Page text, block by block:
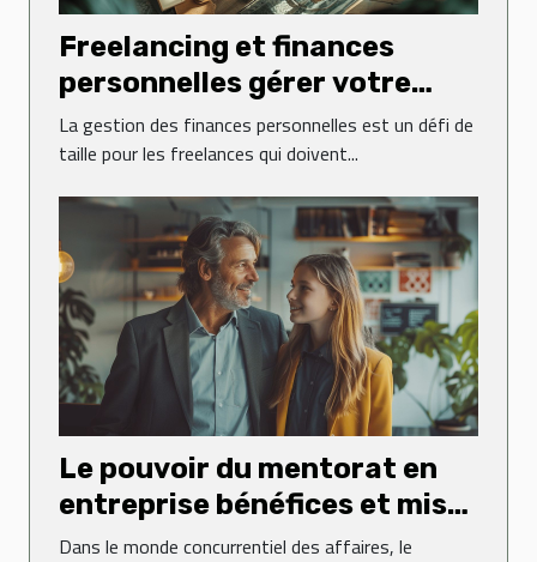
Freelancing et finances
personnelles gérer votre
budget en tant
qu'indépendant
La gestion des finances personnelles est un défi de
taille pour les freelances qui doivent...
Le pouvoir du mentorat en
entreprise bénéfices et mise
en place d'un programme de
Dans le monde concurrentiel des affaires, le